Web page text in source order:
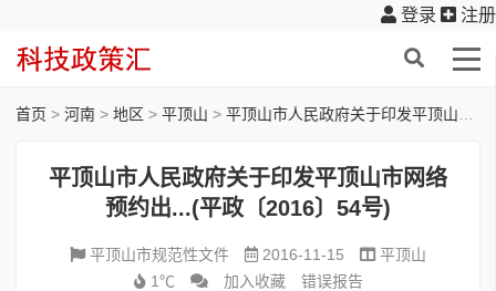
登录 注册
首页 > 河南 > 地区 > 平顶山 > 平顶山市人民政府关于印发平顶山市网络预约出...(平政〔2016〕54号)
平顶山市人民政府关于印发平顶山市网络
预约出...(平政〔2016〕54号)
平顶山市规范性文件 2016-11-15
平顶山
1℃
加入收藏 错误报告